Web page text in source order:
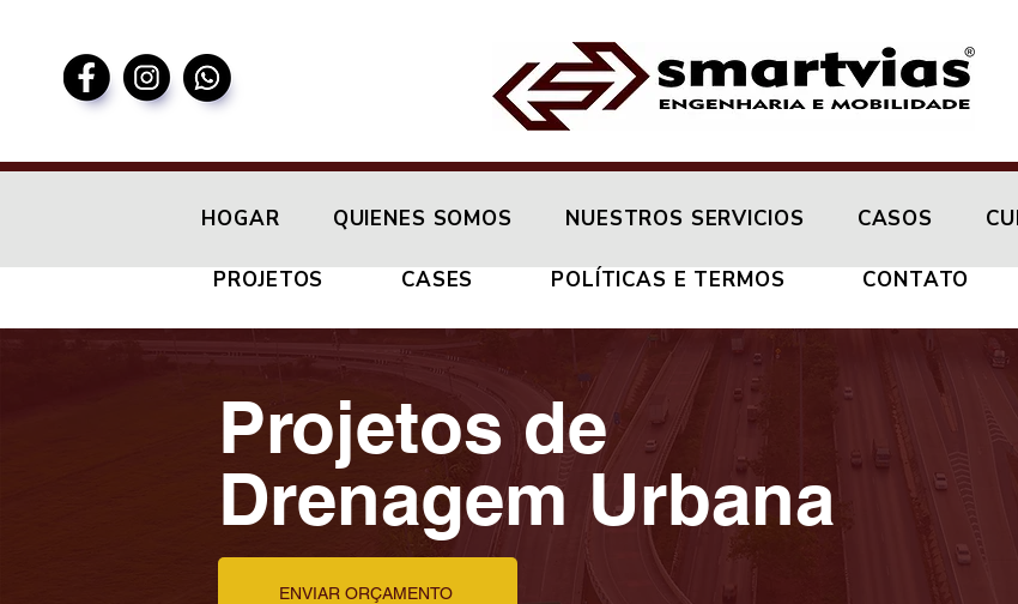
HOGAR QUIENES SOMOS NUESTROS SERVICIOS CASOS
PROJETOS CASES POLÍTICAS E TERMOS CONTATO
Projetos de
Drenagem Urbana
ENVIAR ORÇAMENTO